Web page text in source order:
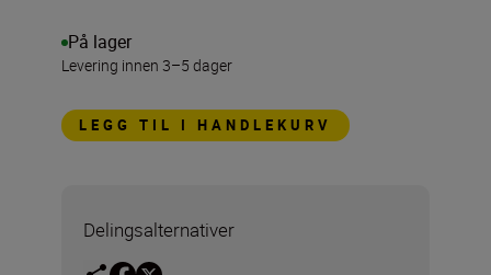
På lager
Levering innen 3–5 dager
LEGG TIL I HANDLEKURV
Delingsalternativer